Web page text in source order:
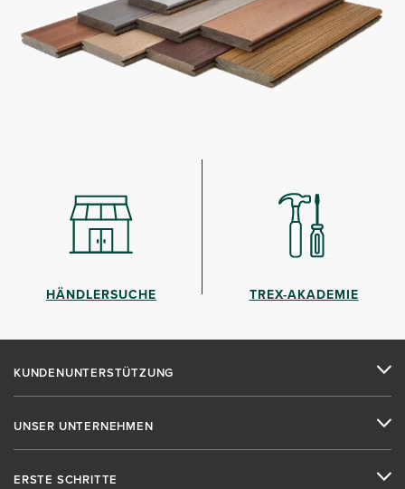
HÄNDLERSUCHE TREX-AKADEMIE
KUNDENUNTERSTÜTZUNG
UNSER UNTERNEHMEN
ERSTE SCHRITTE